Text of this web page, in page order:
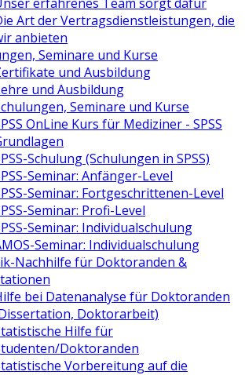
Art der Vertragsdienstleistungen, die
anbieten
Seminare und Kurse
und Ausbildung
und Ausbildung
Seminare und Kurse
OnLine Kurs für Mediziner - SPSS
Schulung (Schulungen in SPSS)
Seminar: Anfänger-Level
Seminar: Fortgeschrittenen-Level
Seminar: Profi-Level
Seminar: Individualschulung
Seminar: Individualschulung
Nachhilfe für Doktoranden &
bei Datenanalyse für Doktoranden
Doktorarbeit)
Hilfe für
Doktoranden
Vorbereitung auf die